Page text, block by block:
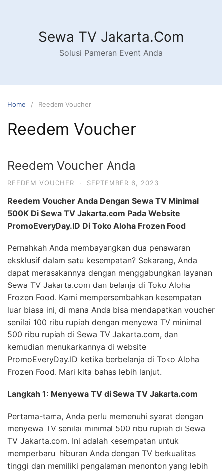
Sewa TV Jakarta.Com
Solusi Pameran Event Anda
Home Reedem Voucher
Reedem Voucher
Reedem Voucher Anda
REEDEM VOUCHER · SEPTEMBER 6, 2023
Reedem Voucher Anda Dengan Sewa TV Minimal
500K Di Sewa TV Jakarta.com Pada Website
PromoEveryDay.ID Di Toko Aloha Frozen Food
Pernahkah Anda membayangkan dua penawaran
eksklusif dalam satu kesempatan? Sekarang, Anda
dapat merasakannya dengan menggabungkan layanan
Sewa TV Jakarta.com dan belanja di Toko Aloha
Frozen Food. Kami mempersembahkan kesempatan
luar biasa ini, di mana Anda bisa mendapatkan voucher
senilai 100 ribu rupiah dengan menyewa TV minimal
500 ribu rupiah di Sewa TV Jakarta.com, dan
kemudian menukarkannya di website
PromoEveryDay.ID ketika berbelanja di Toko Aloha
Frozen Food. Mari kita bahas lebih lanjut.
Langkah 1: Menyewa TV di Sewa TV Jakarta.com
Pertama-tama, Anda perlu memenuhi syarat dengan
menyewa TV senilai minimal 500 ribu rupiah di Sewa
TV Jakarta.com. Ini adalah kesempatan untuk
memperbarui hiburan Anda dengan TV berkualitas
tinggi dan memiliki pengalaman menonton yang lebih